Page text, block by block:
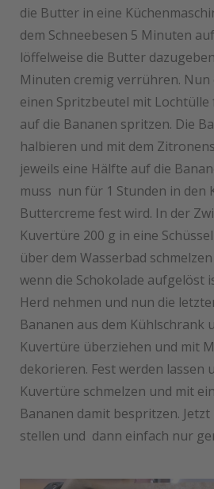
die Butter in eine
dem Schneebesen 5 Minuten
löffelweise die Butter
Minuten cremig verrühren.
einen Spritzbeutel mit Lochtülle
auf die Bananen spritzen. Die
halbieren und mit dem
jeweils eine Hälfte auf die
muss nun für 1 Stunden in den
Buttercreme fest wird. In der
Kuvertüre 200 g in eine
über dem Wasserbad
wenn die Schokolade aufgelöst
Herd nehmen und nun die
Bananen aus dem Kühlschrank
Kuvertüre überziehen und mit
dekorieren. Fest werden lassen
Kuvertüre schmelzen und mit
Bananen damit bespritzen.
stellen und dann einfach nur